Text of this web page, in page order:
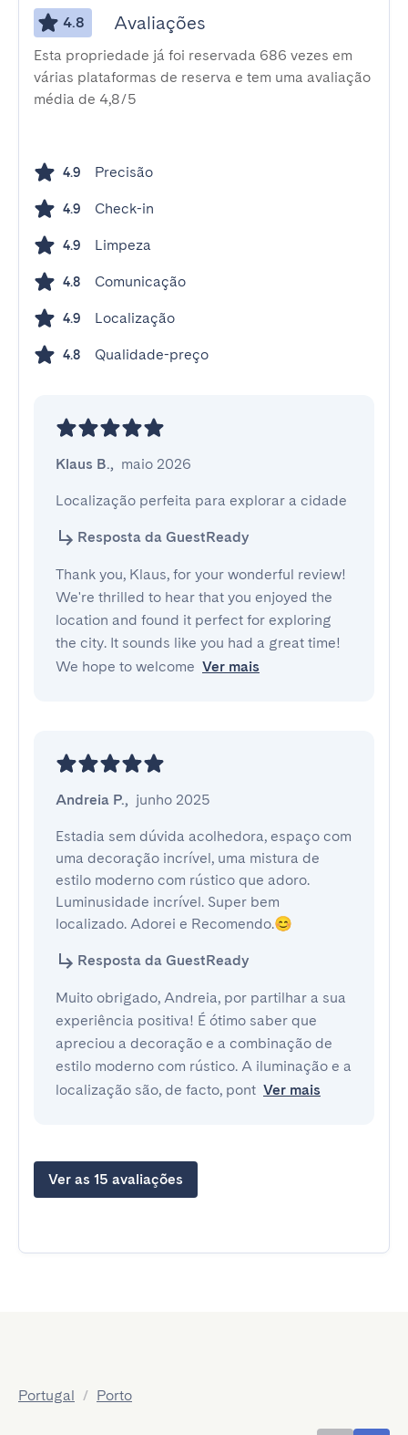
4.8 Avaliações
Esta propriedade já foi reservada 686 vezes em
várias plataformas de reserva e tem uma avaliação
média de 4,8/5
4.9 Precisão
4.9 Check-in
4.9 Limpeza
4.8 Comunicação
4.9 Localização
4.8 Qualidade-preço
Klaus B., maio 2026
Localização perfeita para explorar a cidade
Resposta da GuestReady
Thank you, Klaus, for your wonderful review!
We're thrilled to hear that you enjoyed the
location and found it perfect for exploring
the city. It sounds like you had a great time!
We hope to welcome Ver mais
Andreia P., junho 2025
Estadia sem dúvida acolhedora, espaço com
uma decoração incrível, uma mistura de
estilo moderno com rústico que adoro.
Luminusidade incrível. Super bem
localizado. Adorei e Recomendo.😊
Resposta da GuestReady
Muito obrigado, Andreia, por partilhar a sua
experiência positiva! É ótimo saber que
apreciou a decoração e a combinação de
estilo moderno com rústico. A iluminação e a
localização são, de facto, pont Ver mais
Ver as 15 avaliações
Portugal / Porto